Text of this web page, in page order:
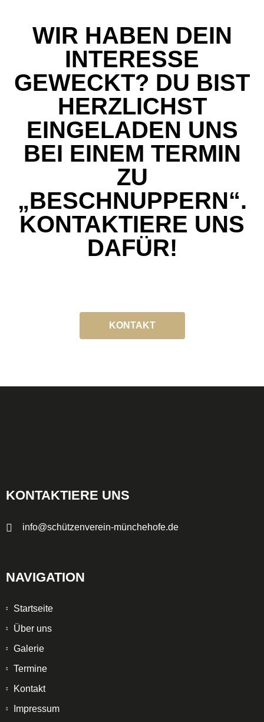
WIR HABEN DEIN
INTERESSE
GEWECKT? DU BIST
HERZLICHST
EINGELADEN UNS
BEI EINEM TERMIN
ZU
„BESCHNUPPERN“.
KONTAKTIERE UNS
DAFÜR!
KONTAKT
KONTAKTIERE UNS
info@schützenverein-münchehofe.de
NAVIGATION
Startseite
Über uns
Galerie
Termine
Kontakt
Impressum